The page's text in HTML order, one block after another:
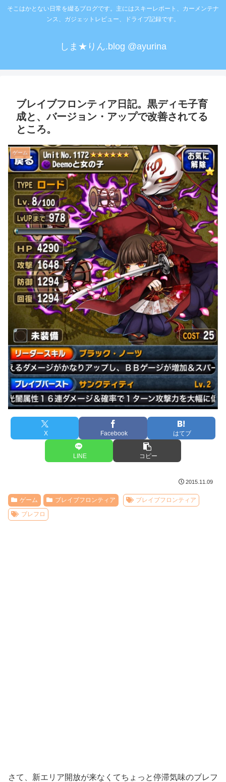
そこはかとない日常を綴るブログです。主にはスキーレポート、カーメンテナ
ンス、ガジェットレビュー、ドライブ記録です。
しま★りん.blog @ayurina
ブレイブフロンティア日記。黒ディモ子育
成と、バージョン・アップで改善されてる
ところ。
ゲーム
X Facebook はてブ
LINE コピー
2015.11.09
ゲーム ブレイブフロンティア
ブレイブフロンティア
ブレフロ
さて、新エリア開放が来なくてちょっと停滞気味のブレフ